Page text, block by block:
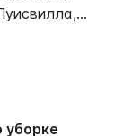
...